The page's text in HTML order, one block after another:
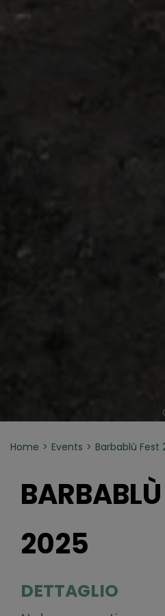
Home Events Barbablù Fest
2025
DETTAGLIO